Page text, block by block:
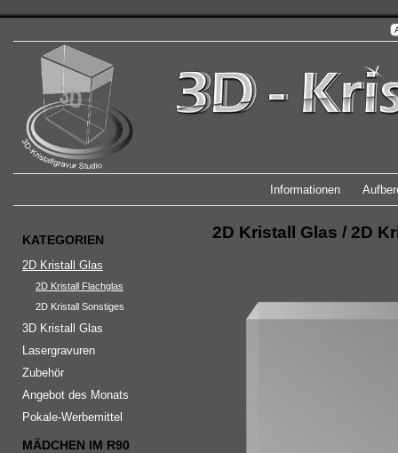
Informationen
KATEGORIEN
2D Kristall Glas
2D Kristall Flachglas
2D Kristall Sonstiges
3D Kristall Glas
Lasergravuren
Zubehör
Angebot des Monats
Pokale-Werbemittel
MÄDCHEN IM R90
2D Kristall Glas / 2D